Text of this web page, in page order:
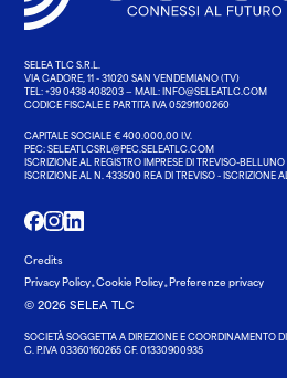
SELEA TLC S.R.L.
VIA CADORE, 11 - 31020 SAN VENDEMIANO (TV)
TEL:+39 0438 408203— MAIL:INFO@SELEATLC.COM
CODICE FISCALE E PARTITA IVA 05291100260
CAPITALE SOCIALE € 400.000,00 I.V.
PEC:SELEATLCSRL@PEC.SELEATLC.COM
ISCRIZIONE AL REGISTRO IMPRESE DI TREVISO-
ISCRIZIONE AL N. 433500 REA DI TREVISO - ISCRIZIONE
Credits
Privacy Policy·Cookie Policy·Preferenze privacy
© 2026 SELEA TLC
SOCIETÀ SOGGETTA A DIREZIONE E COORDINAMENTO
C. P.IVA 03360160265 CF. 01330900935